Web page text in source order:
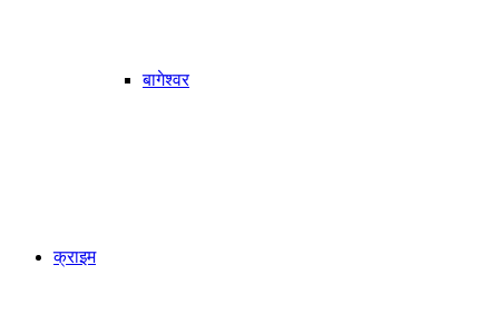
बागेश्वर
क्राइम